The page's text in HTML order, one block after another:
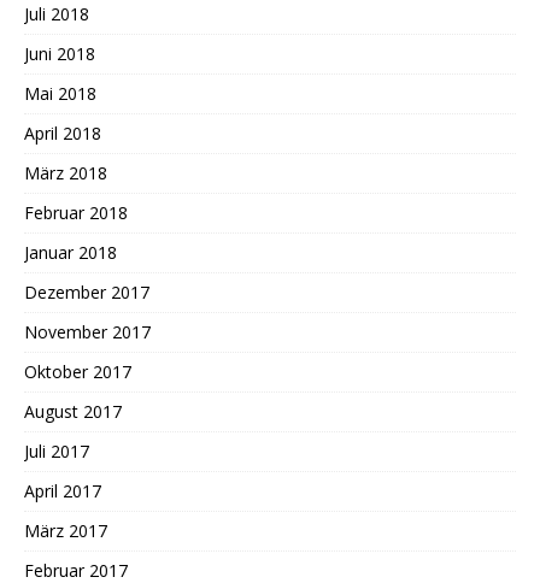
Juli 2018
Juni 2018
Mai 2018
April 2018
März 2018
Februar 2018
Januar 2018
Dezember 2017
November 2017
Oktober 2017
August 2017
Juli 2017
April 2017
März 2017
Februar 2017